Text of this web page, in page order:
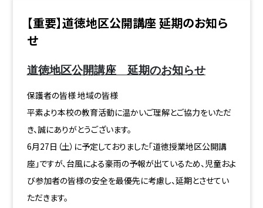
【重要】道徳地区公開講座 延期のお知ら
せ
道徳地区公開講座 延期のお知らせ
保護者の皆様 地域の皆様
平素より本校の教育活動に温かいご理解とご協力をいただ
き、誠にありがとうございます。
6月27日（土）に予定しておりました「道徳授業地区公開講
座」ですが、台風による豪雨の予報が出ているため、児童およ
び参加者の皆様の安全を最優先に考慮し、延期とさせてい
ただきます。